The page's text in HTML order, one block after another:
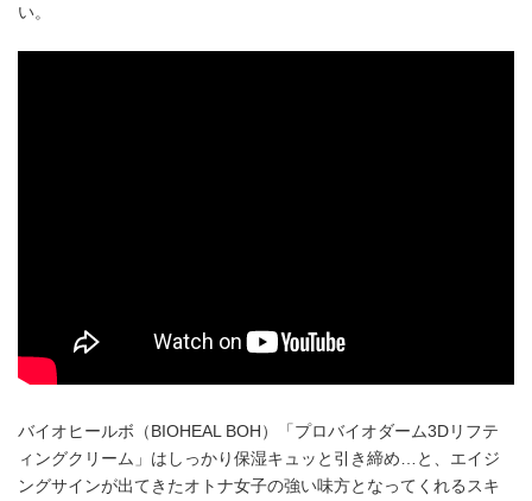
い。
バイオヒールボ（BIOHEAL BOH）「プロバイオダーム3Dリフテ
ィングクリーム」はしっかり保湿キュッと引き締め…と、エイジ
ングサインが出てきたオトナ女子の強い味方となってくれるスキ